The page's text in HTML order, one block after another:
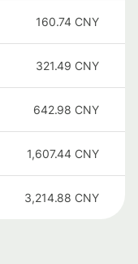
160.74 CNY
321.49 CNY
642.98 CNY
1,607.44 CNY
3,214.88 CNY